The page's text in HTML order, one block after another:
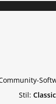
Stil: Classic